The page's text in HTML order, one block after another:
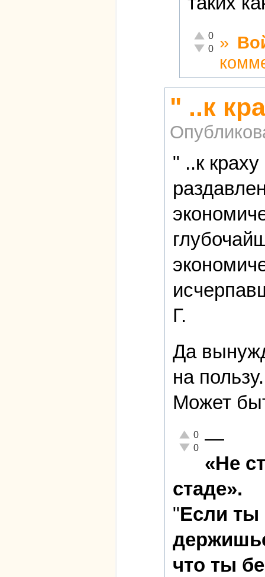
Отлично!
0
Неадекватно!
0 »
" ..к
" ..к
Г.
Да
на
Может
Отлично!
0
Неадекватно!
0 —
«Не
стаде».
"Если ты
что ты